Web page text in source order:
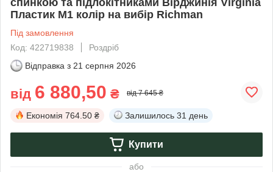
Пластик М1 колір на вибір Richman
Під замовлення
Код: 422719838
Роздріб
Відправка з 21 серпня 2026
від 6 880,50 ₴ від 7 645 ₴
Економія 764.50 ₴ Залишилось 31 день
Купити
або